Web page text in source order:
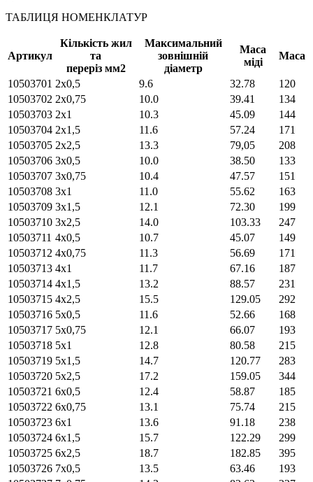
ТАБЛИЦЯ НОМЕНКЛАТУР
Артикул
Кількість жил
та
переріз мм2
Максимальний
зовнішній
діаметр
Маса
міді
Маса
10503701 2х0,5 9.6 32.78
120
10503702 2х0,75 10.0 39.41
134
10503703 2х1 10.3 45.09
144
10503704 2х1,5 11.6 57.24
171
10503705 2х2,5 13.3 79,05
208
10503706 3х0,5 10.0 38.50
133
10503707 3х0,75 10.4 47.57
151
10503708 3х1 11.0 55.62
163
10503709 3х1,5 12.1 72.30
199
10503710 3х2,5 14.0 103.33
247
10503711 4х0,5 10.7 45.07
149
10503712 4х0,75 11.3 56.69
171
10503713 4х1 11.7 67.16
187
10503714 4х1,5 13.2 88.57
231
10503715 4х2,5 15.5 129.05
292
10503716 5х0,5 11.6 52.66
168
10503717 5х0,75 12.1 66.07
193
10503718 5х1 12.8 80.58
215
10503719 5х1,5 14.7 120.77
283
10503720 5х2,5 17.2 159.05
344
10503721 6х0,5 12.4 58.87
185
10503722 6х0,75 13.1 75.74
215
10503723 6х1 13.6 91.18
238
10503724 6х1,5 15.7 122.29
299
10503725 6х2,5 18.7 182.85
395
10503726 7х0,5 13.5 63.46
193